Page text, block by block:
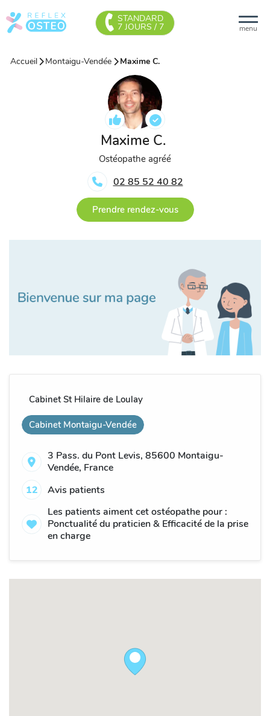
menu
STANDARD
7 JOURS / 7
Accueil Montaigu-Vendée Maxime C.
Maxime C.
Ostéopathe agréé
02 85 52 40 82
Prendre rendez-vous
Cabinet St Hilaire de Loulay
Cabinet Montaigu-Vendée
3 Pass. du Pont Levis, 85600 Montaigu-
Vendée, France
12
Avis patients
Les patients aiment cet ostéopathe pour :
Ponctualité du praticien & Efficacité de la prise
en charge